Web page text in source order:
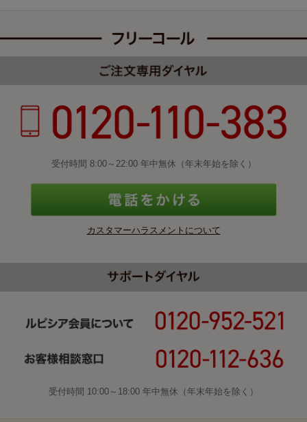
受付時間 8:00～22:00 年中無休（年末年始を除く）
カスタマーハラスメントについて
受付時間 10:00～18:00 年中無休（年末年始を除く）